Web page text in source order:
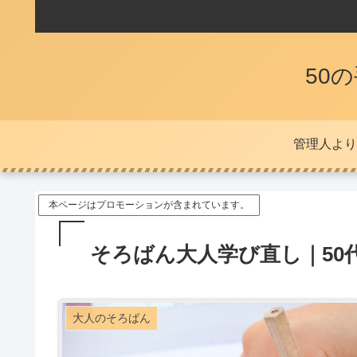
50
管理人より
本ページはプロモーションが含まれています。
そろばん大人学び直し｜50
大人のそろばん